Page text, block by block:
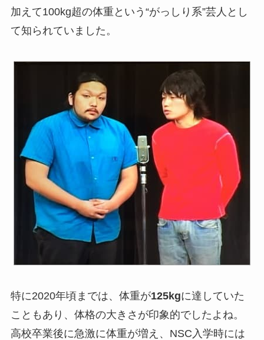
加えて100kg超の体重という“がっしり系”芸人とし
て知られていました。
特に2020年頃までは、体重が125kgに達していた
こともあり、体格の大きさが印象的でしたよね。
高校卒業後に急激に体重が増え、NSC入学時には